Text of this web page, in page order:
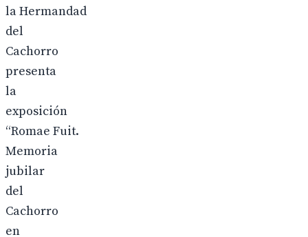
la Hermandad
del
Cachorro
presenta
la
exposición
“Romae Fuit.
Memoria
jubilar
del
Cachorro
en